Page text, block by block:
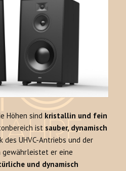
Höhen sind kristallin und fein
ist sauber, dynamisch
des UHVC-Antriebs und der
gewährleistet er eine
und dynamisch